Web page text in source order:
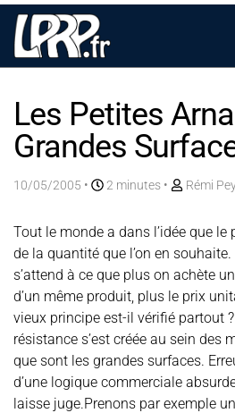
Les Petites
Grandes
10/05/2005 • 2 minutes • Rémi
Tout le monde a dans l’idée que le
de la quantité que l’on en
s’attend à ce que plus on achète
d’un même produit, plus le prix
vieux principe est-il vérifié partout
résistance s’est créée au sein des
que sont les grandes surfaces.
d’une logique commerciale
laisse juge.Prenons par exemple